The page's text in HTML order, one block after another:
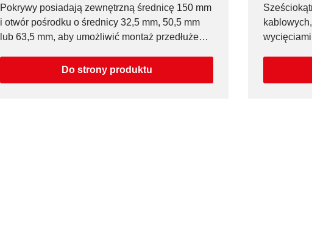
M50 / M63
Pokrywy posiadają zewnętrzną średnicę 150 mm
i otwór pośrodku o średnicy 32,5 mm, 50,5 mm
lub 63,5 mm, aby umożliwić montaż przedłużenia
Do strony produktu